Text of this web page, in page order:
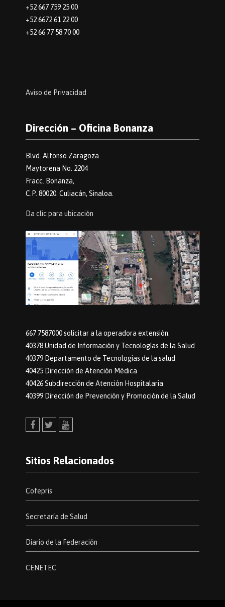
+52 667 759 25 00
+52 6672 61 22 00
+52 66 77 58 70 00
Aviso de Privacidad
Dirección – Oficina Bonanza
Blvd. Alfonso Zaragoza
Maytorena No. 2204
Fracc. Bonanza,
C.P. 80020. Culiacán, Sinaloa.
Da clic para ubicación
667 7587000 solicitar a la operadora extensión:
40378 Unidad de Información y Tecnologías de la Salud
40379 Departamento de Tecnologias de la salud
40425 Dirección de Atención Médica
40426 Subdirección de Atención Hospitalaria
40399 Dirección de Prevención y Promoción de la Salud
Sitios Relacionados
Cofepris
Secretaría de Salud
Diario de la Federación
CENETEC